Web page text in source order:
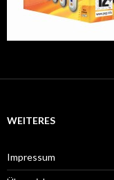
WEITERES
Impressum